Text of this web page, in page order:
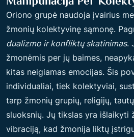
Oriono grupė naudoja įvairius
žmonių kolektyvinę sąmonę.
dualizmo ir konfliktų skatinimas.
žmonėmis per jų baimes,
kitas neigiamas emocijas. Šis
individualiai, tiek kolektyviai,
tarp žmonių grupių, religijų,
sluoksnių. Jų tikslas yra išlaikyti
vibraciją, kad žmonija liktų